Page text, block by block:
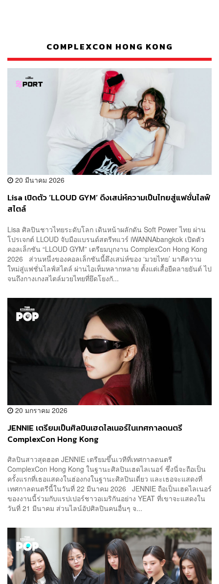
COMPLEXCON HONG KONG
20 มีนาคม 2026
Lisa เปิดตัว ‘LLOUD GYM’ ดึงเสน่ห์ความเป็นไทยสู่แฟชั่นไลฟ์
สไตล์
Lisa ศิลปินชาวไทยระดับโลก เดินหน้าผลักดัน Soft Power ไทย ผ่าน
โปรเจกต์ LLOUD จับมือแบรนด์สตรีทแวร์ iWANNAbangkok เปิดตัว
คอลเล็กชัน “LLOUD GYM” เตรียมบุกงาน ComplexCon Hong Kong
2026 ส่วนหนึ่งของคอลเล็กชันนี้ดึงเสน่ห์ของ ‘มวยไทย’ มาตีความ
ใหม่สู่แฟชั่นไลฟ์สไตล์ ผ่านไอเท็มหลากหลาย ตั้งแต่เสื้อยืดลายยันต์ ไป
จนถึงกางเกงสไตล์มวยไทยที่ยึดโยงกั...
20 มกราคม 2026
JENNIE เตรียมเป็นศิลปินเฮดไลเนอร์ในเทศกาลดนตรี
ComplexCon Hong Kong
ศิลปินสาวสุดฮอต JENNIE เตรียมขึ้นเวทีที่เทศกาลดนตรี
ComplexCon Hong Kong ในฐานะศิลปินเฮดไลเนอร์ ซึ่งนี่จะถือเป็น
ครั้งแรกที่เธอแสดงในฮ่องกงในฐานะศิลปินเดี่ยว และเธอจะแสดงที่
เทศกาลดนตรีนี้ในวันที่ 22 มีนาคม 2026 JENNIE ถือเป็นเฮดไลเนอร์
ของงานนี้ร่วมกับแรปเปอร์ชาวอเมริกันอย่าง YEAT ที่เขาจะแสดงใน
วันที่ 21 มีนาคม ส่วนไลน์อัปศิลปินคนอื่นๆ จ...